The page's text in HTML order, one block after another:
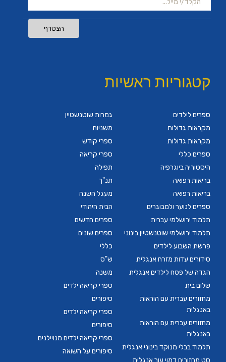
הצטרף
קטגוריות ראשיות
גמרות שוטנשטיין
משניות
ספרי קודש
ספרי קריאה
תפילה
תנ"ך
מעגל השנה
הבית היהודי
ספרים חדשים
ספרים שונים
כללי
ש"ס
משנה
ספרי קריאה ילדים
סיפורים
ספרי קריאה ילדים
סיפורים
ספרי קריאה ילדים מנויילנים
סיפורים על השואה
ספרים לילדים
מקראות גדולות
מקראות גדולות
ספרים כללי
היסטוריה ביוגרפיה
בריאות רפואה
בריאות רפואה
ספרים לנוער ולמבוגרים
תלמוד ירושלמי עברית
תלמוד ירושלמי שוטנשטיין בינוני
פרשת השבוע לילדים
סידורים עדות מזרח אנגלית
הגדה של פסח לילדים אנגלית
שלום בית
מחזורים עברית עם הוראות
באנגלית
מחזורים עברית עם הוראות
באנגלית
תלמוד בבלי מנוקד בינוני אנגלית
סט מחזורים דמוי עור אנגלית